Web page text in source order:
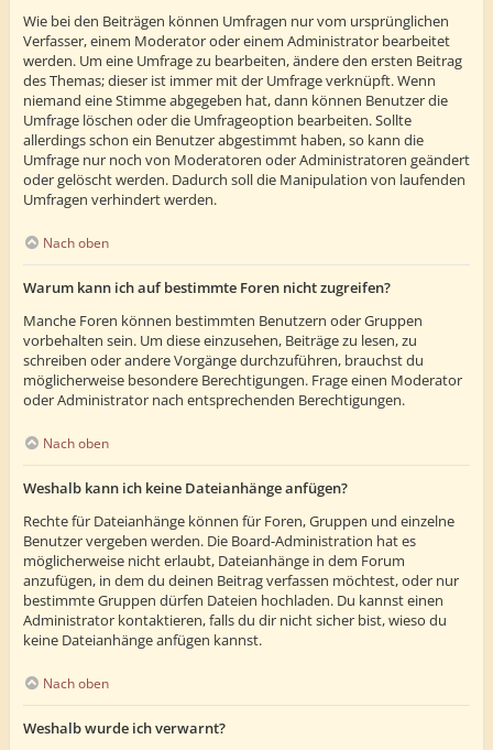
Wie bei den Beiträgen können Umfragen nur vom ursprünglichen
Verfasser, einem Moderator oder einem Administrator bearbeitet
werden. Um eine Umfrage zu bearbeiten, ändere den ersten Beitrag
des Themas; dieser ist immer mit der Umfrage verknüpft. Wenn
niemand eine Stimme abgegeben hat, dann können Benutzer die
Umfrage löschen oder die Umfrageoption bearbeiten. Sollte
allerdings schon ein Benutzer abgestimmt haben, so kann die
Umfrage nur noch von Moderatoren oder Administratoren geändert
oder gelöscht werden. Dadurch soll die Manipulation von laufenden
Umfragen verhindert werden.
Nach oben
Warum kann ich auf bestimmte Foren nicht zugreifen?
Manche Foren können bestimmten Benutzern oder Gruppen
vorbehalten sein. Um diese einzusehen, Beiträge zu lesen, zu
schreiben oder andere Vorgänge durchzuführen, brauchst du
möglicherweise besondere Berechtigungen. Frage einen Moderator
oder Administrator nach entsprechenden Berechtigungen.
Nach oben
Weshalb kann ich keine Dateianhänge anfügen?
Rechte für Dateianhänge können für Foren, Gruppen und einzelne
Benutzer vergeben werden. Die Board-Administration hat es
möglicherweise nicht erlaubt, Dateianhänge in dem Forum
anzufügen, in dem du deinen Beitrag verfassen möchtest, oder nur
bestimmte Gruppen dürfen Dateien hochladen. Du kannst einen
Administrator kontaktieren, falls du dir nicht sicher bist, wieso du
keine Dateianhänge anfügen kannst.
Nach oben
Weshalb wurde ich verwarnt?